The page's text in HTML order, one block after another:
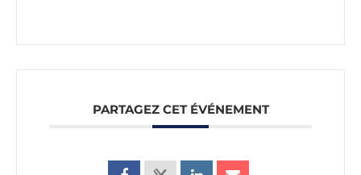
PARTAGEZ CET ÉVÉNEMENT